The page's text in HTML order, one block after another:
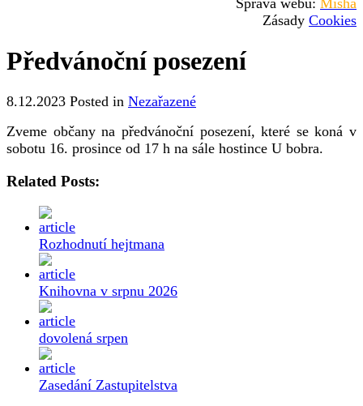
Zásady Cookies
Předvánoční posezení
8.12.2023 Posted in Nezařazené
Zveme občany na předvánoční posezení, které se koná v
sobotu 16. prosince od 17 h na sále hostince U bobra.
Related Posts:
Rozhodnutí hejtmana
Knihovna v srpnu 2026
dovolená srpen
Zasedání Zastupitelstva